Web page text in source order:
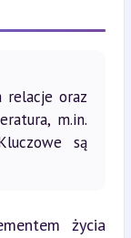
relacje oraz
m.in.
są
życia